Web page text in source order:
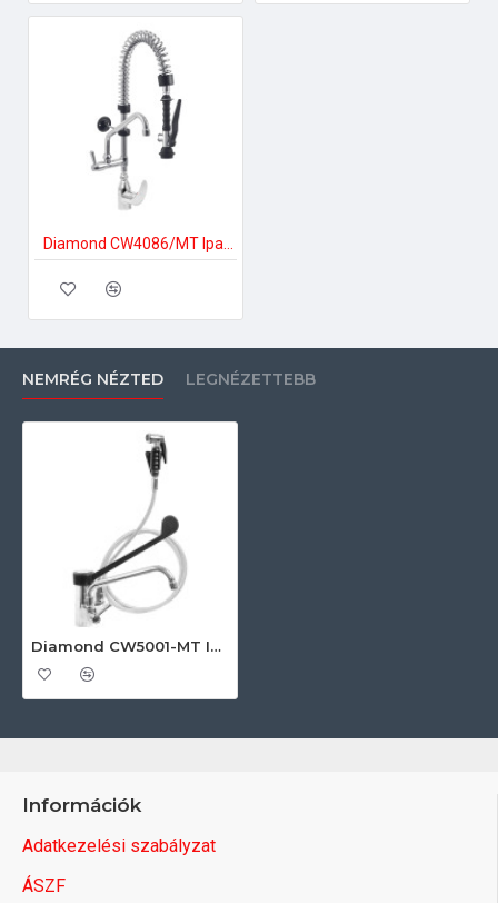
NEMRÉG NÉZTED LEGNÉZETTEBB
Diamond CW5001-MT Ipari higiénia
Információk
Adatkezelési szabályzat
ÁSZF